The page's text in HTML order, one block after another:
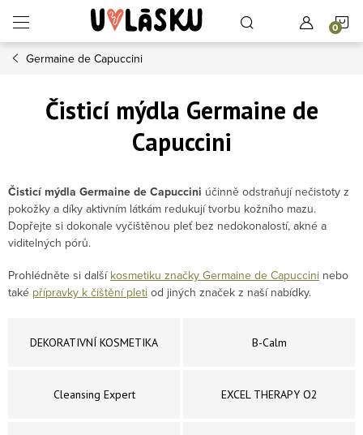
Germaine de Capuccini
Čisticí mýdla Germaine de
Capuccini
Čisticí mýdla Germaine de Capuccini účinně odstraňují nečistoty z
pokožky a díky aktivním látkám redukují tvorbu kožního mazu.
Dopřejte si dokonale vyčištěnou pleť bez nedokonalostí, akné a
viditelných pórů.
Prohlédněte si další kosmetiku značky Germaine de Capuccini nebo
také přípravky k čištění pleti od jiných značek z naší nabídky.
DEKORATIVNÍ KOSMETIKA B-Calm
Cleansing Expert EXCEL THERAPY O2